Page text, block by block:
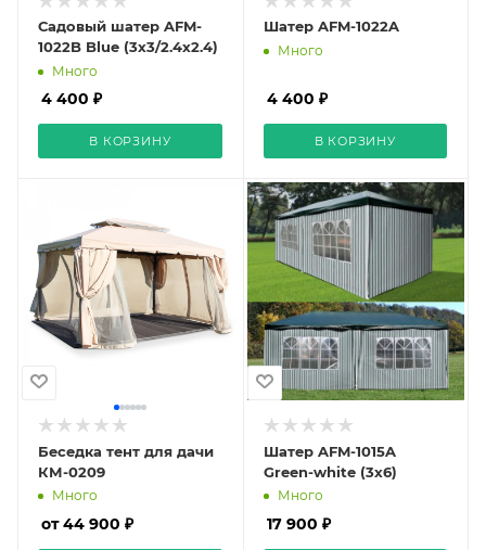
Садовый шатер AFM-
1022B Blue (3х3/2.4х2.4)
Много
4 400 ₽
В КОРЗИНУ
Шатер AFM-1022A
Много
4 400 ₽
В КОРЗИНУ
Беседка тент для дачи
КМ-0209
Много
от 44 900 ₽
Шатер AFM-1015A
Green-white (3х6)
Много
17 900 ₽